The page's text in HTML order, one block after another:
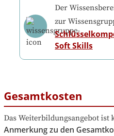
Der
zur
Soft Skills
Gesamtkosten
Das Weiterbildungsangebot ist
Anmerkung zu den